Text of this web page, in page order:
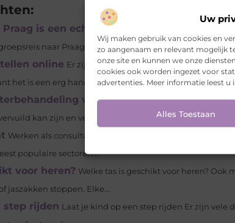
Uw
Wij maken gebruik van cookies en
zo aangenaam en relevant mogelijk
onze site en kunnen we onze
cookies ook worden ingezet voor
advertenties. Meer informatie leest u
Alles Toestaan
is een echte aanrader
Het doen van een
naar Praag te organiseren niet...
online Er zijn tegenwoordig erg veel mensen
het is een erg handige manier om...
voor menselijke consumptie
kan zijn en verschillende gezondheidsproblemen
Werken als consultant is een dynamisch beroep. Het
populaire sectoren...
voor heren? Welke tas is geschikt voor heren?
jaszakken stoppen. Elke...
step rijden Laat je kind op een step rijden Er zijn vele